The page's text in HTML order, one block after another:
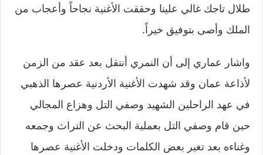
طلال تاجك غالي علينا وحققت الأغنية نجاحاً وأعجاب من
الملك وأصى بتوفيق خيراً.
واشار عماري إلى أن النمري أنتقل بعد عقد من الزمن
لأذاعة عمان وقد شهدت الأغنية الأردنية عصرها الذهبي
في عهد الراحلين الشهيد وصفي التل وهزاع المجالي
حين قام وصفي التل بعملية البحث عن التراث وجمعه
وغناءه بعد تغير بعض الكلمات ودخلت الأغنية عصرها